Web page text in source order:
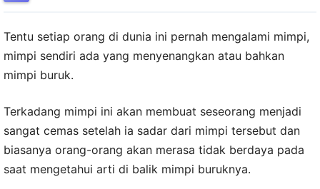
Tentu setiap orang di dunia ini pernah mengalami mimpi,
mimpi sendiri ada yang menyenangkan atau bahkan
mimpi buruk.
Terkadang mimpi ini akan membuat seseorang menjadi
sangat cemas setelah ia sadar dari mimpi tersebut dan
biasanya orang-orang akan merasa tidak berdaya pada
saat mengetahui arti di balik mimpi buruknya.